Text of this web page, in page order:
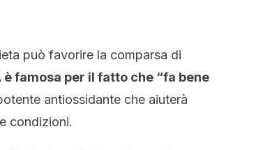
può favorire la comparsa di
è famosa per il fatto che “fa bene
antiossidante che aiuterà
condizioni.